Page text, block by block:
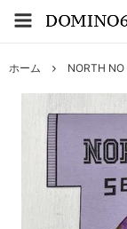
ホーム NORTH